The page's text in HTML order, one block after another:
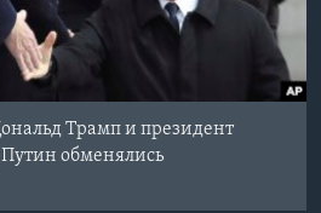
Трамп и президент
обменялись